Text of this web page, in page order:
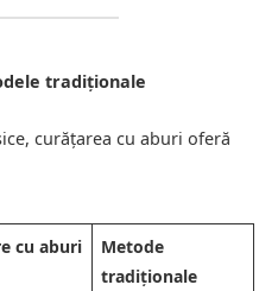
tradiționale
curățarea cu aburi oferă
cu aburi
Metode
tradiționale